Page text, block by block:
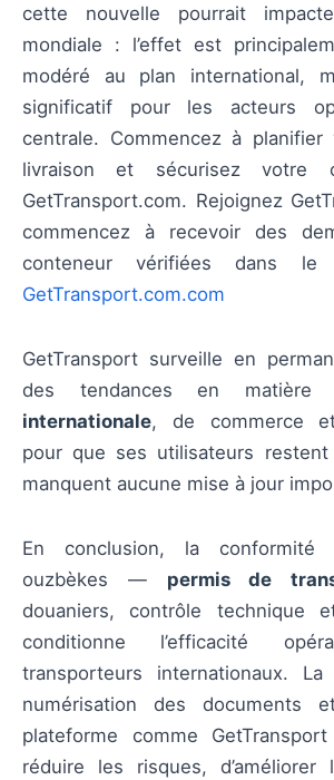
cette nouvelle pourrait
mondiale : l’effet est
modéré au plan international,
significatif pour les acteurs
centrale. Commencez à planifier
livraison et sécurisez votre
GetTransport.com. Rejoignez
commencez à recevoir des
conteneur vérifiées dans le
GetTransport.com.com
GetTransport surveille en
des tendances en
internationale, de commerce et
pour que ses utilisateurs
manquent aucune mise à jour
En conclusion, la conformité
ouzbèkes — permis de
douaniers, contrôle technique
conditionne l’efficacité
transporteurs internationaux.
numérisation des documents et
plateforme comme
réduire les risques,